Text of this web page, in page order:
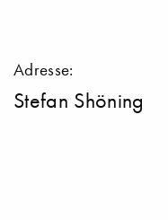
Adresse:
Stefan Shöning